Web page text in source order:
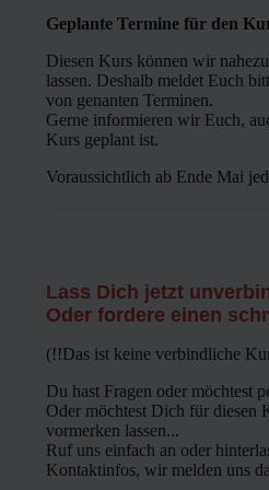
Geplante Termine für den
Diesen Kurs können wir
lassen. Deshalb meldet Euch
von genanten Terminen.
Gerne informieren wir Euch,
Kurs geplant ist.
Voraussichtlich ab Ende Mai
Lass Dich jetzt
Oder fordere einen
(!!Das ist keine verbindliche
Du hast Fragen oder möchtest
Oder möchtest Dich für diesen
vormerken lassen...
Ruf uns einfach an oder
Kontaktinfos, wir melden uns